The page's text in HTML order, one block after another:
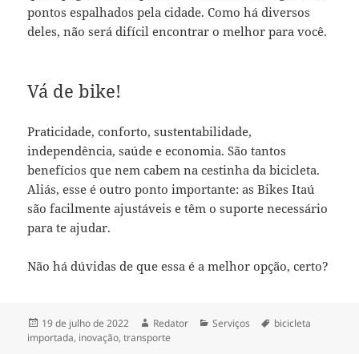
pontos espalhados pela cidade. Como há diversos
deles, não será difícil encontrar o melhor para você.
Vá de bike!
Praticidade, conforto, sustentabilidade,
independência, saúde e economia. São tantos
benefícios que nem cabem na cestinha da bicicleta.
Aliás, esse é outro ponto importante: as Bikes Itaú
são facilmente ajustáveis e têm o suporte necessário
para te ajudar.
Não há dúvidas de que essa é a melhor opção, certo?
Publicado
em
19 de julho de 2022 Autor
Redator Categorias
Serviços Tags
bicicleta
importada, inovação,transporte